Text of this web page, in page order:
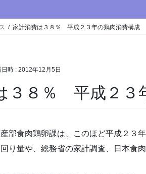
家計消費は３８％ 平成２３年の鶏肉消費構成
日時 : 2012年12月5日
３８％ 平成２３
部食肉鶏卵課は、このほど平成２３
り量や、総務省の家計調査、日本食